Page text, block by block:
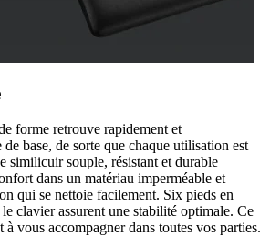
forme retrouve rapidement et
base, de sorte que chaque utilisation est
similicuir souple, résistant et durable
dans un matériau imperméable et
qui se nettoie facilement. Six pieds en
clavier assurent une stabilité optimale. Ce
à vous accompagner dans toutes vos parties.